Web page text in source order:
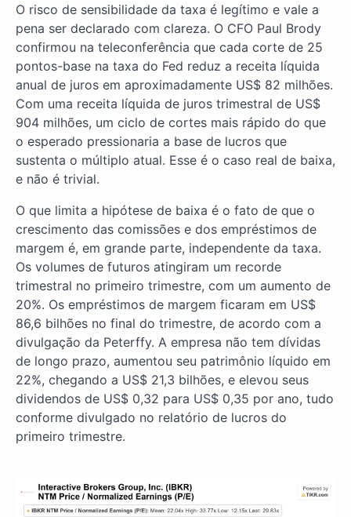
O risco de sensibilidade da taxa é legítimo e vale a
pena ser declarado com clareza. O CFO Paul Brody
confirmou na teleconferência que cada corte de 25
pontos-base na taxa do Fed reduz a receita líquida
anual de juros em aproximadamente US$ 82 milhões.
Com uma receita líquida de juros trimestral de US$
904 milhões, um ciclo de cortes mais rápido do que
o esperado pressionaria a base de lucros que
sustenta o múltiplo atual. Esse é o caso real de baixa,
e não é trivial.
O que limita a hipótese de baixa é o fato de que o
crescimento das comissões e dos empréstimos de
margem é, em grande parte, independente da taxa.
Os volumes de futuros atingiram um recorde
trimestral no primeiro trimestre, com um aumento de
20%. Os empréstimos de margem ficaram em US$
86,6 bilhões no final do trimestre, de acordo com a
divulgação da Peterffy. A empresa não tem dívidas
de longo prazo, aumentou seu patrimônio líquido em
22%, chegando a US$ 21,3 bilhões, e elevou seus
dividendos de US$ 0,32 para US$ 0,35 por ano, tudo
conforme divulgado no relatório de lucros do
primeiro trimestre.